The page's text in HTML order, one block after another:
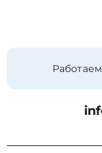
Работаем